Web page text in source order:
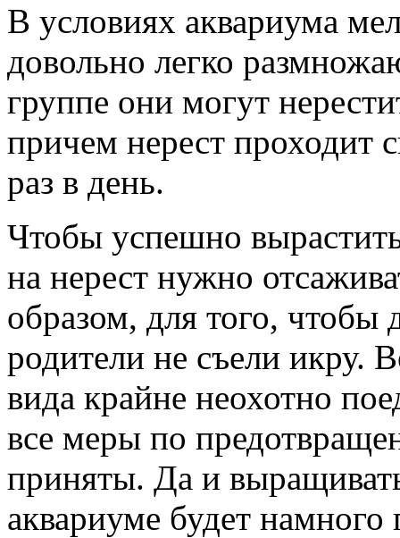
В условиях аквариума
довольно легко
группе они могут
причем нерест проходит
раз в день.
Чтобы успешно
на нерест нужно
образом, для того,
родители не съели икру.
вида крайне неохотно
все меры по
приняты. Да и
аквариуме будет